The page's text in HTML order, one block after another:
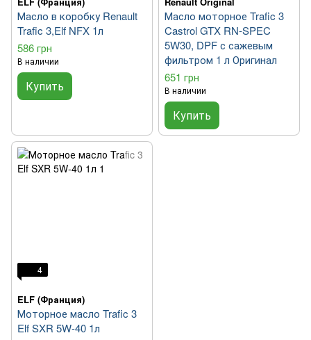
Масло в коробку Renault
Trafic 3,Elf NFX 1л
586 грн
В наличии
Купить
Масло моторное Trafic 3
Castrol GTX RN-SPEC
5W30, DPF с сажевым
фильтром 1 л Оригинал
651 грн
В наличии
Купить
4
ELF (Франция)
Моторное масло Trafic 3
Elf SXR 5W-40 1л